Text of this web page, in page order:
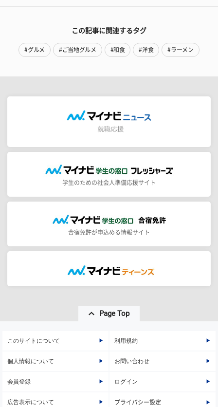
この記事に関連するタグ
#グルメ #ご当地グルメ #和食 #洋食 #ラーメン
学生のための社会人準備応援サイト
合宿免許が申込める情報サイト
Page Top
このサイトについて 利用規約
個人情報について お問い合わせ
会員登録 ログイン
広告表示について プライバシー設定